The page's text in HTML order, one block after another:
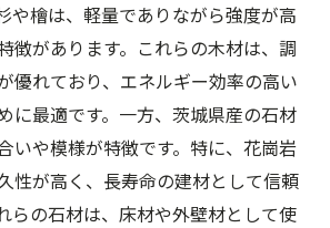
現代建築の融合
工法を取り入れたデザイン
と調和する外観
を活かしたインテリアデザイン
を反映したデザイン
との協力による家づくり
や檜は、軽量でありながら強度が高
徴があります。これらの木材は、調
優れており、エネルギー効率の高い
に最適です。一方、茨城県産の石材
いや模様が特徴です。特に、花崗岩
性が高く、長寿命の建材として信頼
らの石材は、床材や外壁材として使